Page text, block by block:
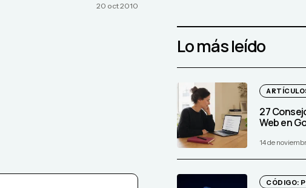
20 oct 2010
Lo más leído
27
Web en
14 de
CÓDIGO: